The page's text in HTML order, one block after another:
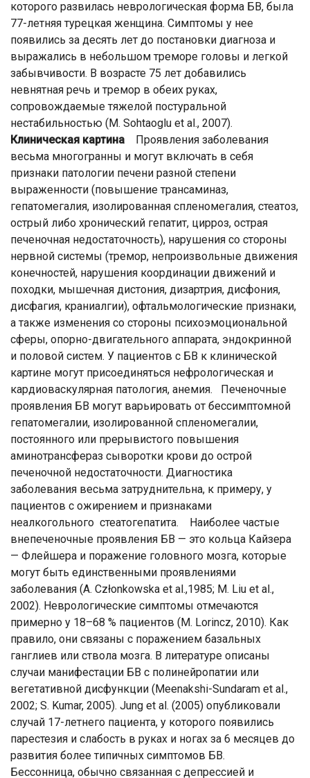
которого развилась неврологическая форма БВ, была
77-летняя турецкая женщина. Симптомы у нее
появились за десять лет до постановки диагноза и
выражались в небольшом треморе головы и легкой
забывчивости. В возрасте 75 лет добавились
невнятная речь и тремор в обеих руках,
сопровождаемые тяжелой постуральной
нестабильностью (M. Sohtaoglu et al., 2007).
Клиническая картина Проявления заболевания
весьма многогранны и могут включать в себя
признаки патологии печени разной степени
выраженности (повышение трансаминаз,
гепатомегалия, изолированная спленомегалия, стеатоз,
острый либо хронический гепатит, цирроз, острая
печеночная недостаточность), нарушения со стороны
нервной системы (тремор, непроизвольные движения
конечностей, нарушения координации движений и
походки, мышечная дистония, дизартрия, дисфония,
дисфагия, краниалгии), офтальмологические признаки,
а также изменения со стороны психоэмоциональной
сферы, опорно-двигательного аппарата, эндокринной
и половой систем. У пациентов с БВ к клинической
картине могут присоединяться нефрологическая и
кардиоваскулярная патология, анемия. Печеночные
проявления БВ могут варьировать от бессимптомной
гепатомегалии, изолированной спленомегалии,
постоянного или прерывистого повышения
аминотрансфераз сыворотки крови до острой
печеночной недостаточности. Диагностика
заболевания весьма затруднительна, к примеру, у
пациентов с ожирением и признаками
неалкогольного стеатогепатита. Наиболее частые
внепеченочные проявления БВ — это кольца Кайзера
— Флейшера и поражение головного мозга, которые
могут быть единственными проявлениями
заболевания (А. Członkowska et al.,1985; M. Liu et al.,
2002). Неврологические симптомы отмечаются
примерно у 18–68 % пациентов (М. Lorincz, 2010). Как
правило, они связаны с поражением базальных
ганглиев или ствола мозга. В литературе описаны
случаи манифестации БВ с полинейропатии или
вегетативной дисфункции (Meenakshi-Sundaram et al.,
2002; S. Kumar, 2005). Jung et al. (2005) опубликовали
случай 17-летнего пациента, у которого появились
парестезия и слабость в руках и ногах за 6 месяцев до
развития более типичных симптомов БВ.
Бессонница, обычно связанная с депрессией и